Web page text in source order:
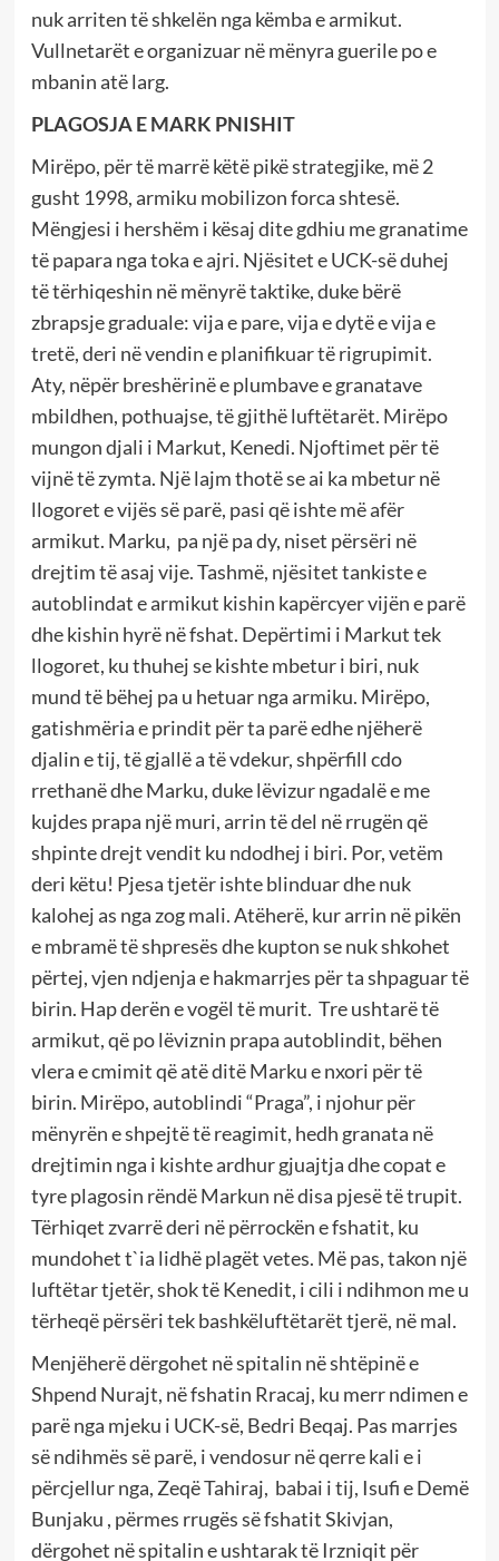
nuk arriten të shkelën nga këmba e armikut.
Vullnetarët e organizuar në mënyra guerile po e
mbanin atë larg.
PLAGOSJA E MARK PNISHIT
Mirëpo, për të marrë këtë pikë strategjike, më 2
gusht 1998, armiku mobilizon forca shtesë.
Mëngjesi i hershëm i kësaj dite gdhiu me granatime
të papara nga toka e ajri. Njësitet e UCK-së duhej
të tërhiqeshin në mënyrë taktike, duke bërë
zbrapsje graduale: vija e pare, vija e dytë e vija e
tretë, deri në vendin e planifikuar të rigrupimit.
Aty, nëpër breshërinë e plumbave e granatave
mbildhen, pothuajse, të gjithë luftëtarët. Mirëpo
mungon djali i Markut, Kenedi. Njoftimet për të
vijnë të zymta. Një lajm thotë se ai ka mbetur në
llogoret e vijës së parë, pasi që ishte më afër
armikut. Marku, pa një pa dy, niset përsëri në
drejtim të asaj vije. Tashmë, njësitet tankiste e
autoblindat e armikut kishin kapërcyer vijën e parë
dhe kishin hyrë në fshat. Depërtimi i Markut tek
llogoret, ku thuhej se kishte mbetur i biri, nuk
mund të bëhej pa u hetuar nga armiku. Mirëpo,
gatishmëria e prindit për ta parë edhe njëherë
djalin e tij, të gjallë a të vdekur, shpërfill cdo
rrethanë dhe Marku, duke lëvizur ngadalë e me
kujdes prapa një muri, arrin të del në rrugën që
shpinte drejt vendit ku ndodhej i biri. Por, vetëm
deri këtu! Pjesa tjetër ishte blinduar dhe nuk
kalohej as nga zog mali. Atëherë, kur arrin në pikën
e mbramë të shpresës dhe kupton se nuk shkohet
përtej, vjen ndjenja e hakmarrjes për ta shpaguar të
birin. Hap derën e vogël të murit. Tre ushtarë të
armikut, që po lëviznin prapa autoblindit, bëhen
vlera e cmimit që atë ditë Marku e nxori për të
birin. Mirëpo, autoblindi “Praga”, i njohur për
mënyrën e shpejtë të reagimit, hedh granata në
drejtimin nga i kishte ardhur gjuajtja dhe copat e
tyre plagosin rëndë Markun në disa pjesë të trupit.
Tërhiqet zvarrë deri në përrockën e fshatit, ku
mundohet t`ia lidhë plagët vetes. Më pas, takon një
luftëtar tjetër, shok të Kenedit, i cili i ndihmon me u
tërheqë përsëri tek bashkëluftëtarët tjerë, në mal.
Menjëherë dërgohet në spitalin në shtëpinë e
Shpend Nurajt, në fshatin Rracaj, ku merr ndimen e
parë nga mjeku i UCK-së, Bedri Beqaj. Pas marrjes
së ndihmës së parë, i vendosur në qerre kali e i
përcjellur nga, Zeqë Tahiraj, babai i tij, Isufi e Demë
Bunjaku , përmes rrugës së fshatit Skivjan,
dërgohet në spitalin e ushtarak të Irzniqit për